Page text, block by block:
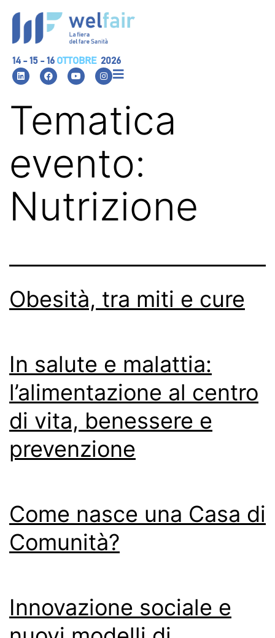
14 - 15 - 16 OTTOBRE 2026
Tematica
evento:
Nutrizione
Obesità, tra miti e cure
In salute e malattia:
l’alimentazione al centro
di vita, benessere e
prevenzione
Come nasce una Casa di
Comunità?
Innovazione sociale e